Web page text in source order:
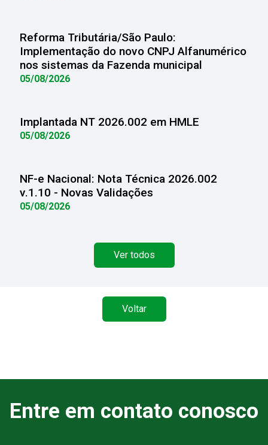
Reforma Tributária/São Paulo:
Implementação do novo CNPJ Alfanumérico
nos sistemas da Fazenda municipal
05/08/2026
Implantada NT 2026.002 em HMLE
05/08/2026
NF-e Nacional: Nota Técnica 2026.002
v.1.10 - Novas Validações
05/08/2026
Ver todos
Voltar
Entre em contato conosco